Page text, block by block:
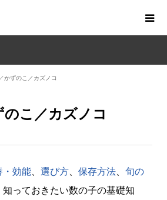
かずのこ／カズノコ
こ／カズノコ
・効能、 選び方、 保存方法、 旬の
知っておきたい数の子の基礎知